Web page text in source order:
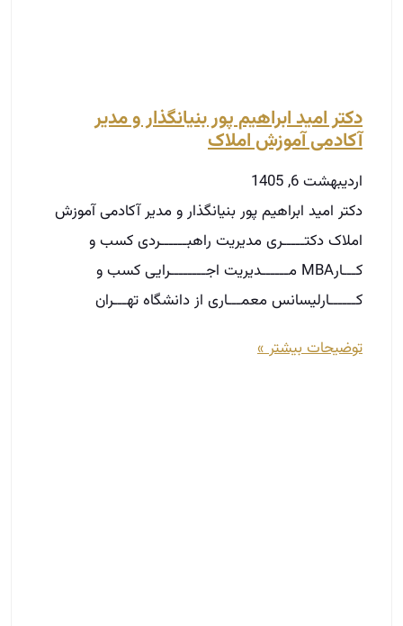
دکتر امید ابراهیم پور بنیانگذار و مدیر
آکادمی آموزش املاک
اردیبهشت 6, 1405
دکتر امید ابراهیم پور بنیانگذار و مدیر آکادمی آموزش
املاک دکتـــــری مدیریت راهبــــــردی کسب و
کـــارMBA مــــــدیریت اجــــــــرایی کسب و
کــــــارلیسانس معمـــاری از دانشگاه تهـــران
توضیحات بیشتر »